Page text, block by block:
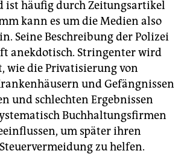
ist häufig durch Zeitungsartikel
kann es um die Medien also
Seine Beschreibung der Polizei
anekdotisch. Stringenter wird
wie die Privatisierung von
und Gefängnissen
und schlechten Ergebnissen
Buchhaltungsfirmen
um später ihren
zu helfen.